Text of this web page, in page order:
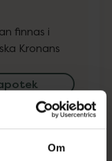
Om
finnas i
Kronans
online